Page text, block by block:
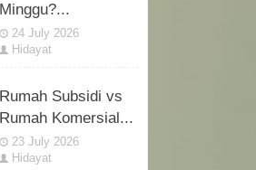
Minggu?...
24 July 2026
Hidayat
Rumah Subsidi vs
Rumah Komersial...
23 July 2026
Hidayat